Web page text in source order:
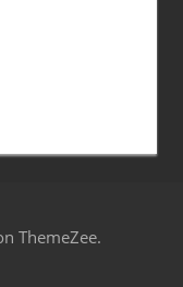
ThemeZee.